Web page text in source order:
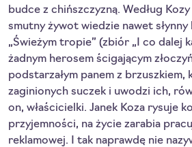
budce z chińszczyzną. Według
smutny żywot wiedzie nawet słynny
„Świeżym tropie” (zbiór „I co dalej
żadnym herosem ścigającym
podstarzałym panem z brzuszkiem,
zaginionych suczek i uwodzi ich,
on, właścicielki. Janek Koza rysuje
przyjemności, na życie zarabia
reklamowej. I tak naprawdę nie